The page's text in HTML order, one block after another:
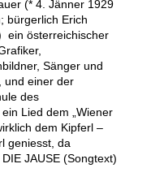
bürgerlich Erich
ein österreichischer
Sänger und
und einer der
des
Lied dem „Wiener
dem Kipferl –
geniesst, da
JAUSE (Songtext)